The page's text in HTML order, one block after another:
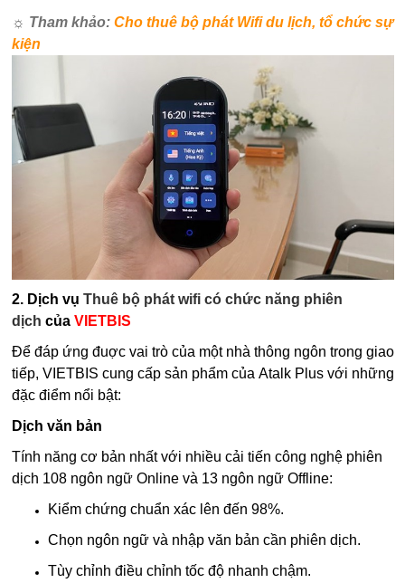
☼ Tham khảo: Cho thuê bộ phát Wifi du lịch, tổ chức sự
kiện
2. Dịch vụ Thuê bộ phát wifi có chức năng phiên
dịch của VIETBIS
Để đáp ứng đuợc vai trò của một nhà thông ngôn trong giao
tiếp, VIETBIS cung cấp sản phẩm của Atalk Plus với những
đặc điểm nổi bật:
Dịch văn bản
Tính năng cơ bản nhất với nhiều cải tiến công nghệ phiên
dịch 108 ngôn ngữ Online và 13 ngôn ngữ Offline:
Kiểm chứng chuẩn xác lên đến 98%.
Chọn ngôn ngữ và nhập văn bản cần phiên dịch.
Tùy chỉnh điều chỉnh tốc độ nhanh chậm.